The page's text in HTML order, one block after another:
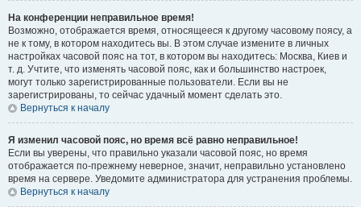
На конференции неправильное время!
Возможно, отображается время, относящееся к другому часовому поясу, а
не к тому, в котором находитесь вы. В этом случае измените в личных
настройках часовой пояс на тот, в котором вы находитесь: Москва, Киев и
т. д. Учтите, что изменять часовой пояс, как и большинство настроек,
могут только зарегистрированные пользователи. Если вы не
зарегистрированы, то сейчас удачный момент сделать это.
Вернуться к началу
Я изменил часовой пояс, но время всё равно неправильное!
Если вы уверены, что правильно указали часовой пояс, но время
отображается по-прежнему неверное, значит, неправильно установлено
время на сервере. Уведомите администратора для устранения проблемы.
Вернуться к началу